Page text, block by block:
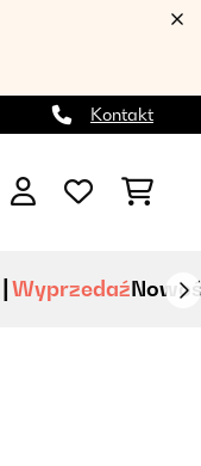
Kontakt
Wyprzedaź